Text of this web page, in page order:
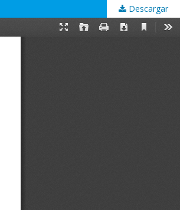
Descargar